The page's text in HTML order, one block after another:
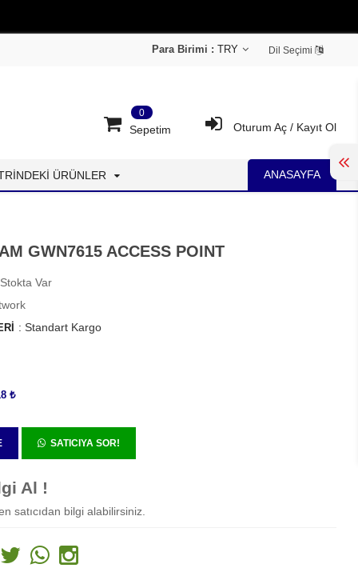
Dil Seçimi
Para Birimi :
Oturum Aç / Kayıt Ol
Sepetim
0
ÜRÜNLER ANASAYFA
GWN7615 ACCESS POINT
Var
: Standart Kargo
₺
SATICIYA SOR!
Al !
satıcıdan bilgi alabilirsiniz.